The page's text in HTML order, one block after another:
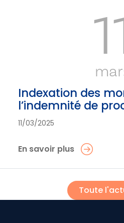
Indexation des
l’indemnité de
11/03/2025
En savoir plus
Toute